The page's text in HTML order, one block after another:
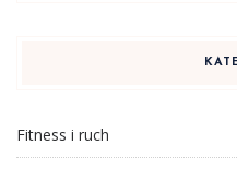
Fitness i ruch